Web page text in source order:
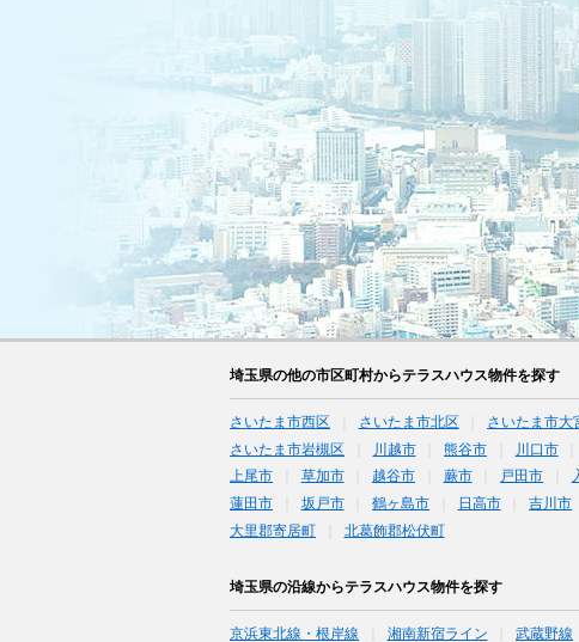
埼玉県の他の市区町村からテラスハウス物件を探す
さいたま市西区 さいたま市北区 さいたま市大
さいたま市岩槻区
川越市 熊谷市 川口市
上尾市
草加市 越谷市 蕨市 戸田市
蓮田市
坂戸市 鶴ヶ島市 日高市 吉川市
大里郡寄居町
北葛飾郡松伏町
埼玉県の沿線からテラスハウス物件を探す
京浜東北線・根岸線 湘南新宿ライン 武蔵野線